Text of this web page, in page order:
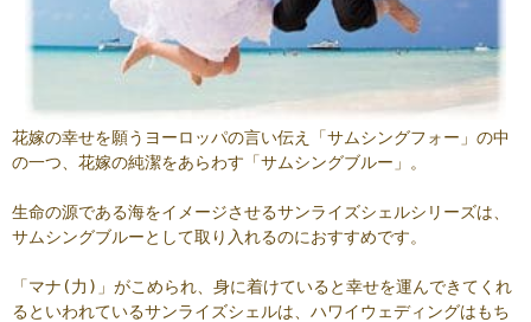
花嫁の幸せを願うヨーロッパの言い伝え「サムシングフォー」の中
の一つ、花嫁の純潔をあらわす「サムシングブルー」。
生命の源である海をイメージさせるサンライズシェルシリーズは、
サムシングブルーとして取り入れるのにおすすめです。
「マナ(力)」がこめられ、身に着けていると幸せを運んできてくれ
るといわれているサンライズシェルは、ハワイウェディングはもち